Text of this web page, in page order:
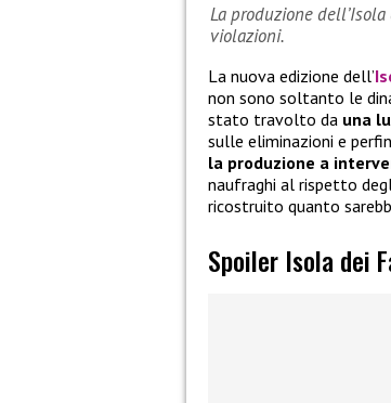
La produzione
violazioni.
La nuova edizione dell’
non sono soltanto le
stato travolto da una
sulle eliminazioni e
la produzione a
naufraghi al rispetto
ricostruito quanto
Spoiler Isola dei